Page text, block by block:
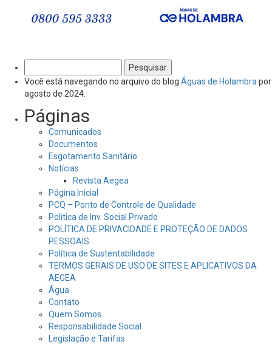
por:
Você está navegando no arquivo do blog Águas de Holambra por
agosto de 2024.
Páginas
Comunicados
Documentos
Esgotamento Sanitário
Notícias
Revista Aegea
Página Inicial
PCQ – Ponto de Controle de Qualidade
Politica de Inv. Social Privado
POLÍTICA DE PRIVACIDADE E PROTEÇÃO DE DADOS
PESSOAIS
Política de Sustentabilidade
TERMOS GERAIS DE USO DE SITES E APLICATIVOS DA
AEGEA
Água
Contato
Quem Somos
Responsabilidade Social
Legislação e Tarifas